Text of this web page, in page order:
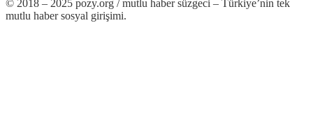
© 2018 – 2025 pozy.org / mutlu haber süzgeci – Türkiye’nin tek
mutlu haber sosyal girişimi.